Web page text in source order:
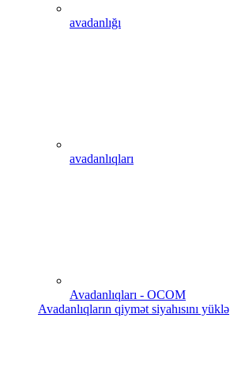
avadanlığı
avadanlıqları
Avadanlıqları - OCOM
Avadanlıqların qiymət siyahısını yüklə